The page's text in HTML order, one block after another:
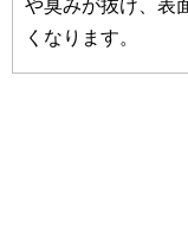
や臭みが抜け、表
くなります。